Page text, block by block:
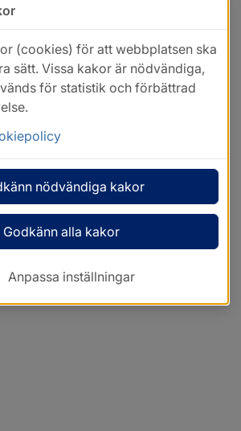
(cookies) för att webbplatsen ska
sätt. Vissa kakor är nödvändiga,
för statistik och förbättrad
nödvändiga kakor
Godkänn alla kakor
Anpassa inställningar